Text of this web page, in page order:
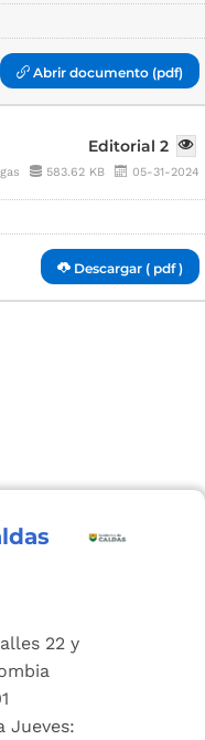
Abrir documento (pdf)
Editorial 2
583.62 KB 05-31-2024
Descargar ( pdf )
22 y
Jueves: